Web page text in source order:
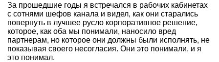
За прошедшие годы я встречался в рабочих кабинетах
с сотнями шефов канала и видел, как они старались
повернуть в лучшее русло корпоративное решение,
которое, как оба мы понимали, наносило вред
партнерам, но которое они должны были исполнять, не
показывая своего несогласия. Они это понимали, и я
это понимал.